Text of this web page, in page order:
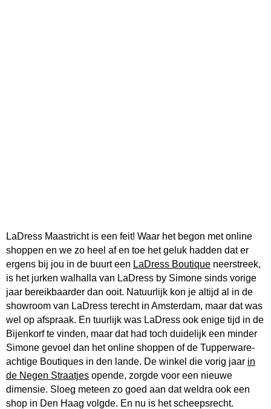
LaDress Maastricht is een feit! Waar het begon met online
shoppen en we zo heel af en toe het geluk hadden dat er
ergens bij jou in de buurt een LaDress Boutique neerstreek,
is het jurken walhalla van LaDress by Simone sinds vorige
jaar bereikbaarder dan ooit. Natuurlijk kon je altijd al in de
showroom van LaDress terecht in Amsterdam, maar dat was
wel op afspraak. En tuurlijk was LaDress ook enige tijd in de
Bijenkorf te vinden, maar dat had toch duidelijk een minder
Simone gevoel dan het online shoppen of de Tupperware-
achtige Boutiques in den lande. De winkel die vorig jaar in
de Negen Straatjes opende, zorgde voor een nieuwe
dimensie. Sloeg meteen zo goed aan dat weldra ook een
shop in Den Haag volgde. En nu is het scheepsrecht.